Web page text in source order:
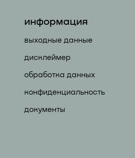
информация
выходные данные
дисклеймер
обработка данных
конфиденциальность
документы